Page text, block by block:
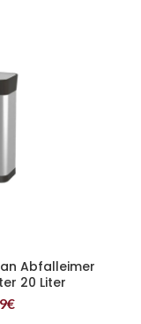
Abfalleimer
20 Liter
€